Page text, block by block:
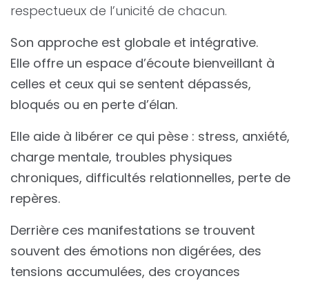
respectueux de l’unicité de chacun.
Son approche est globale et intégrative.
Elle offre un espace d’écoute bienveillant à
celles et ceux qui se sentent dépassés,
bloqués ou en perte d’élan.
Elle aide à libérer ce qui pèse : stress, anxiété,
charge mentale, troubles physiques
chroniques, difficultés relationnelles, perte de
repères.
Derrière ces manifestations se trouvent
souvent des émotions non digérées, des
tensions accumulées, des croyances